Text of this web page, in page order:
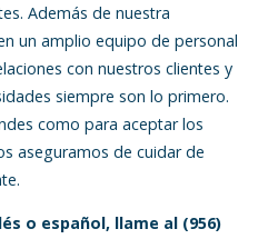
Además de nuestra
un amplio equipo de personal
con nuestros clientes y
siempre son lo primero.
como para aceptar los
aseguramos de cuidar de
o español, llame al (956)